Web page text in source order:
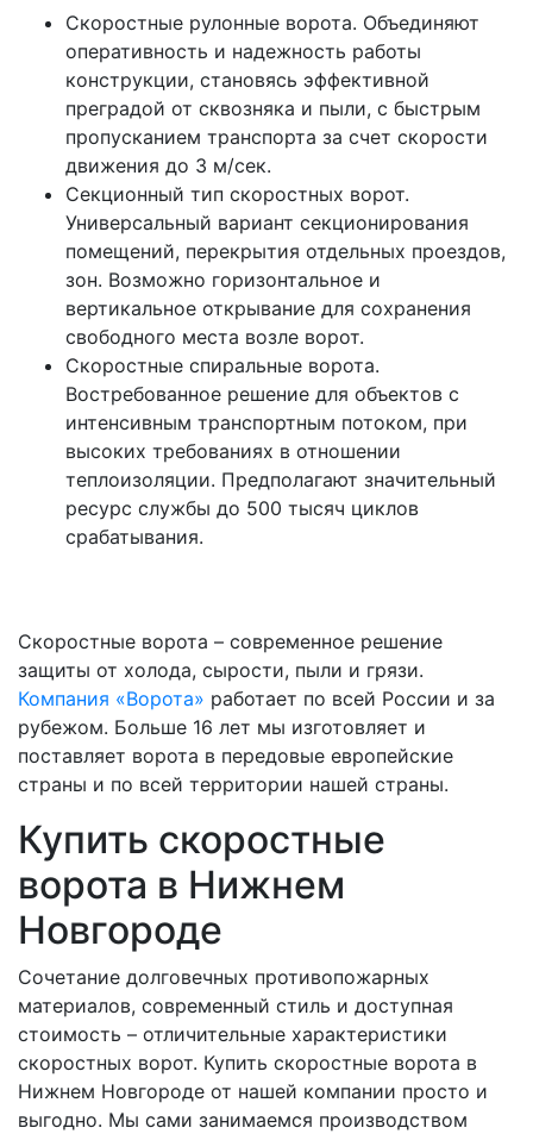
Скоростные рулонные ворота. Объединяют
оперативность и надежность работы
конструкции, становясь эффективной
преградой от сквозняка и пыли, с быстрым
пропусканием транспорта за счет скорости
движения до 3 м/сек.
Секционный тип скоростных ворот.
Универсальный вариант секционирования
помещений, перекрытия отдельных проездов,
зон. Возможно горизонтальное и
вертикальное открывание для сохранения
свободного места возле ворот.
Скоростные спиральные ворота.
Востребованное решение для объектов с
интенсивным транспортным потоком, при
высоких требованиях в отношении
теплоизоляции. Предполагают значительный
ресурс службы до 500 тысяч циклов
срабатывания.
Скоростные ворота – современное решение
защиты от холода, сырости, пыли и грязи.
Компания «Ворота» работает по всей России и за
рубежом. Больше 16 лет мы изготовляет и
поставляет ворота в передовые европейские
страны и по всей территории нашей страны.
Купить скоростные
ворота в Нижнем
Новгороде
Сочетание долговечных противопожарных
материалов, современный стиль и доступная
стоимость – отличительные характеристики
скоростных ворот. Купить скоростные ворота в
Нижнем Новгороде от нашей компании просто и
выгодно. Мы сами занимаемся производством